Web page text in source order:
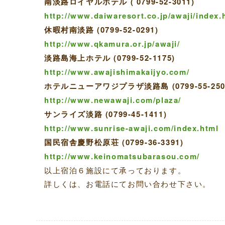
http://www.daiwaresort.co.jp/awaji/
休暇村南淡路 (0799-52-0291)
http://www.qkamura.or.jp/awaji/
淡路島海上ホテル (0799-52-1175)
http://www.awajishimakaijyo.com/
ホテルニューアワジプラザ淡路島 (0799-55-
http://www.newawaji.com/plaza/
サンライズ淡路 (0799-45-1411)
http://www.sunrise-awaji.com/index.html
国民宿舎慶野松原荘 (0799-36-3391)
http://www.keinomatsubarasou.com/
以上宿泊６施設にて承っております。
詳しくは、お電話にてお問い合わせ下さい。